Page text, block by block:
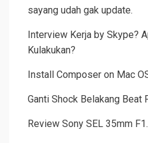
sayang udah gak update.
Interview Kerja by Skype?
Kulakukan?
Install Composer on Mac
Ganti Shock Belakang Beat
Review Sony SEL 35mm